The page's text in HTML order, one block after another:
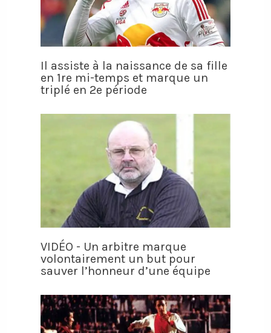
Il assiste à la naissance de sa fille
en 1re mi-temps et marque un
triplé en 2e période
VIDÉO - Un arbitre marque
volontairement un but pour
sauver l’honneur d’une équipe